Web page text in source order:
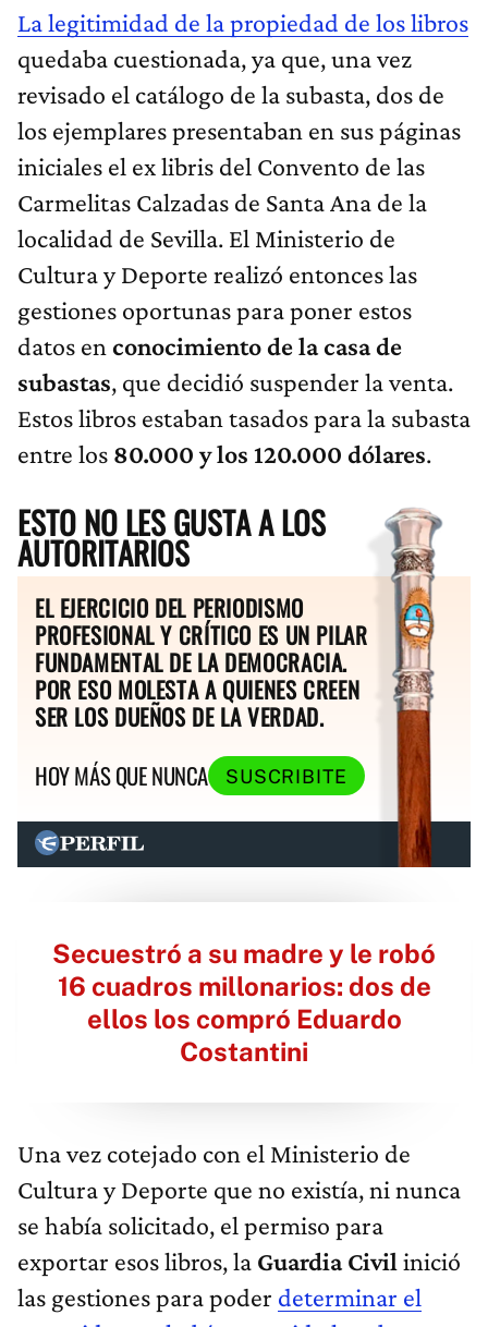
La legitimidad de la propiedad de los libros
quedaba cuestionada, ya que, una vez
revisado el catálogo de la subasta, dos de
los ejemplares presentaban en sus páginas
iniciales el ex libris del Convento de las
Carmelitas Calzadas de Santa Ana de la
localidad de Sevilla. El Ministerio de
Cultura y Deporte realizó entonces las
gestiones oportunas para poner estos
datos en conocimiento de la casa de
subastas, que decidió suspender la venta.
Estos libros estaban tasados para la subasta
entre los 80.000 y los 120.000 dólares.
ESTO NO LES GUSTA A LOS
AUTORITARIOS
EL EJERCICIO DEL PERIODISMO
PROFESIONAL Y CRÍTICO ES UN PILAR
FUNDAMENTAL DE LA DEMOCRACIA.
POR ESO MOLESTA A QUIENES CREEN
SER LOS DUEÑOS DE LA VERDAD.
HOY MÁS QUE NUNCA
SUSCRIBITE
Secuestró a su madre y le robó
16 cuadros millonarios: dos de
ellos los compró Eduardo
Costantini
Una vez cotejado con el Ministerio de
Cultura y Deporte que no existía, ni nunca
se había solicitado, el permiso para
exportar esos libros, la Guardia Civil inició
las gestiones para poder determinar el